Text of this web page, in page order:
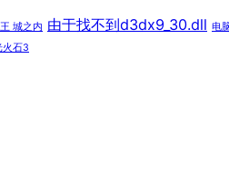
城之内 由于找不到d3dx9_30.dll 电
火石3